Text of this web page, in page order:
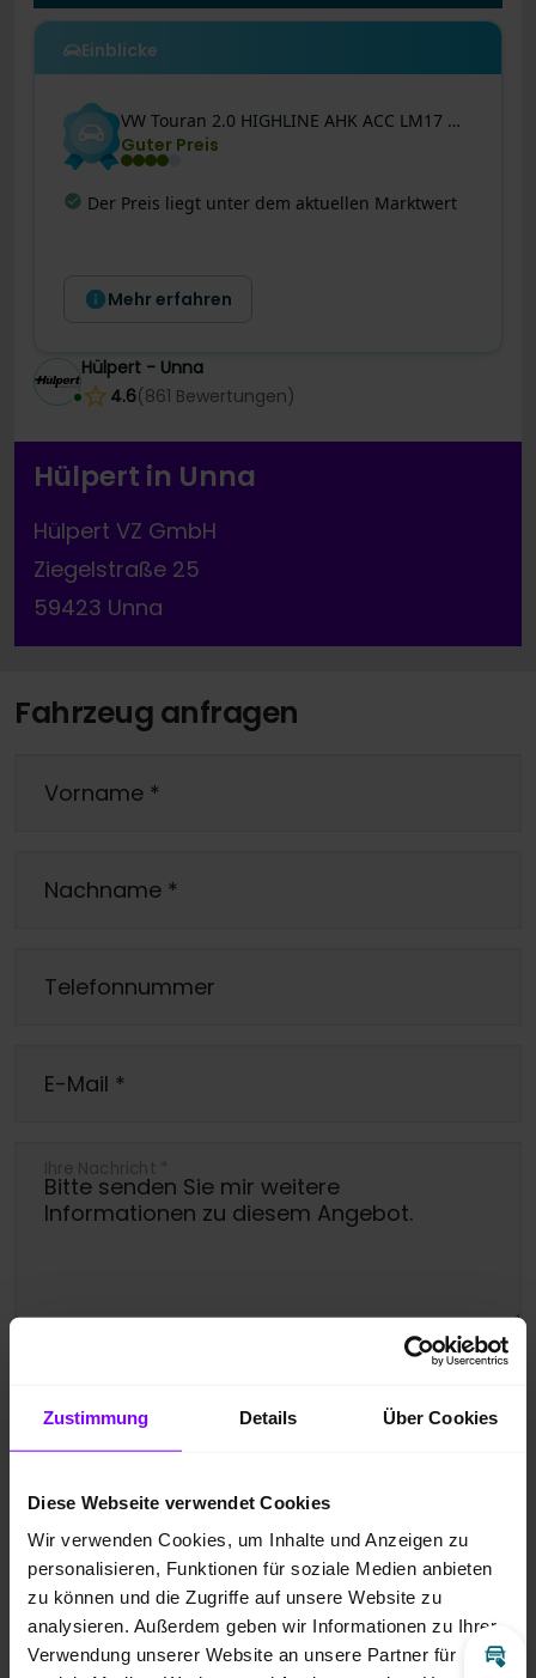
Zustimmung Details Über Cookies
Diese Webseite verwendet Cookies
Wir verwenden Cookies, um Inhalte und Anzeigen zu
personalisieren, Funktionen für soziale Medien anbieten
zu können und die Zugriffe auf unsere Website zu
analysieren. Außerdem geben wir Informationen zu Ihrer
Verwendung unserer Website an unsere Partner für
Einblicke
VW Touran 2.0 HIGHLINE AHK ACC LM17 NAVI SITZHZ LED
Guter Preis
Letzte Preisänderung:Dieses Angebot wurde
Mehr erfahren
Hülpert - Unna
4.6(861 Bewertungen)
Hülpert in Unna
Hülpert VZ GmbH
Ziegelstraße 25
59423 Unna
Fahrzeug anfragen
Vorname *
Nachname *
Telefonnummer
E-Mail *
Ihre Nachricht *
Ich bin damit einverstanden, dass die
übermittelten Daten entsprechend der
Datenschutzbestimmungengespeichert
und verarbeitet werden dürfen. Zudem
gebe ich meine Zustimmung über die
angegebenen Möglichkeiten kontaktiert zu